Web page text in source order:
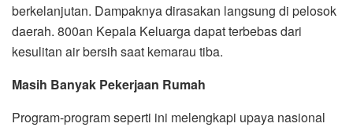
berkelanjutan. Dampaknya dirasakan langsung di pelosok
daerah. 800an Kepala Keluarga dapat terbebas dari
kesulitan air bersih saat kemarau tiba.
Masih Banyak Pekerjaan Rumah
Program-program seperti ini melengkapi upaya nasional